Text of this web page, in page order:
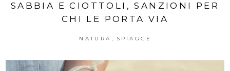
SABBIA E CIOTTOLI, SANZIONI PER
CHI LE PORTA VIA
NATURA SPIAGGE